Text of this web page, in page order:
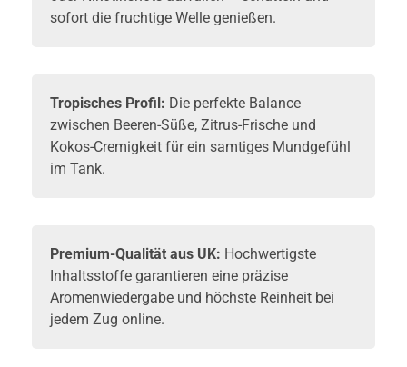
sofort die fruchtige Welle genießen.
Tropisches Profil: Die perfekte Balance
zwischen Beeren-Süße, Zitrus-Frische und
Kokos-Cremigkeit für ein samtiges Mundgefühl
im Tank.
Premium-Qualität aus UK: Hochwertigste
Inhaltsstoffe garantieren eine präzise
Aromenwiedergabe und höchste Reinheit bei
jedem Zug online.